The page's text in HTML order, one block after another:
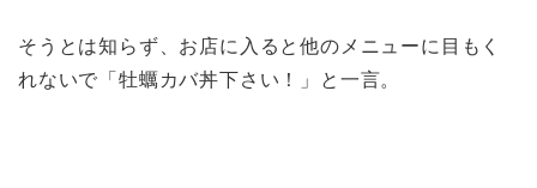
そうとは知らず、お店に入ると他のメニューに目もく
れないで「牡蠣カバ丼下さい！」と一言。